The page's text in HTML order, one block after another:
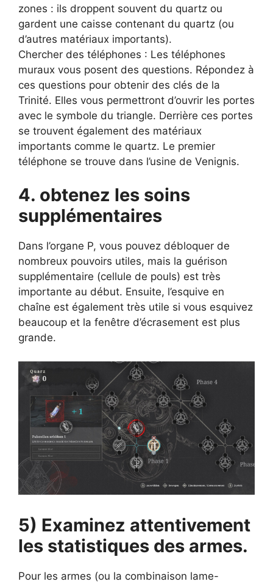
zones : ils droppent souvent du quartz ou
gardent une caisse contenant du quartz (ou
d’autres matériaux importants).
Chercher des téléphones : Les téléphones
muraux vous posent des questions. Répondez à
ces questions pour obtenir des clés de la
Trinité. Elles vous permettront d’ouvrir les portes
avec le symbole du triangle. Derrière ces portes
se trouvent également des matériaux
importants comme le quartz. Le premier
téléphone se trouve dans l’usine de Venignis.
4. obtenez les soins
supplémentaires
Dans l’organe P, vous pouvez débloquer de
nombreux pouvoirs utiles, mais la guérison
supplémentaire (cellule de pouls) est très
importante au début. Ensuite, l’esquive en
chaîne est également très utile si vous esquivez
beaucoup et la fenêtre d’écrasement est plus
grande.
5) Examinez attentivement
les statistiques des armes.
Pour les armes (ou la combinaison lame-